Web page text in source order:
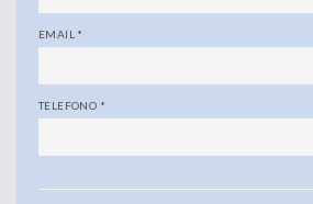
EMAIL *
TELEFONO *